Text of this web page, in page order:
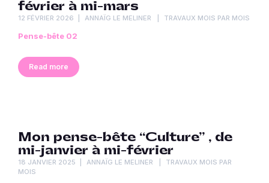
février à mi-mars
12 FÉVRIER 2026 ANNAÏG LE MELINER TRAVAUX MOIS PAR MOIS
Pense-bête 02
Read more
Mon pense-bête “Culture” , de
mi-janvier à mi-février
18 JANVIER 2025 ANNAÏG LE MELINER
TRAVAUX MOIS PAR
MOIS